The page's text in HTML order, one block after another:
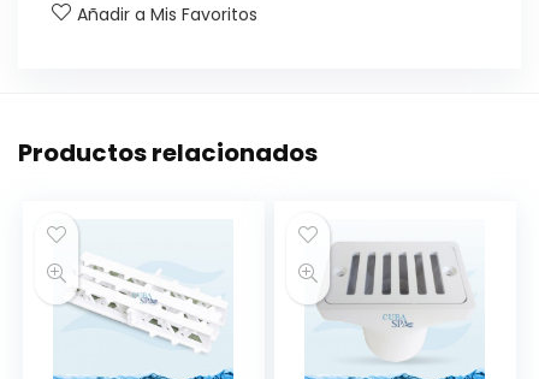
Añadir a Mis Favoritos
Productos relacionados